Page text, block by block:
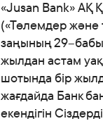
«Jusan Bank» АҚ
(«Төлемдер және
заңының
жылдан астам
шотында бір
жағдайда Банк
екендігін